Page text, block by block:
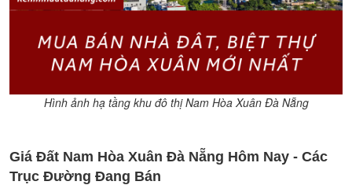
Hình ảnh hạ tầng khu đô thị Nam Hòa Xuân Đà Nẵng
Giá Đất Nam Hòa Xuân Đà Nẵng Hôm Nay - Các
Trục Đường Đang Bán